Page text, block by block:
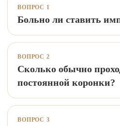
ВОПРОС 1
Больно ли ставить
ВОПРОС 2
Сколько обычно
постоянной коронки?
ВОПРОС 3